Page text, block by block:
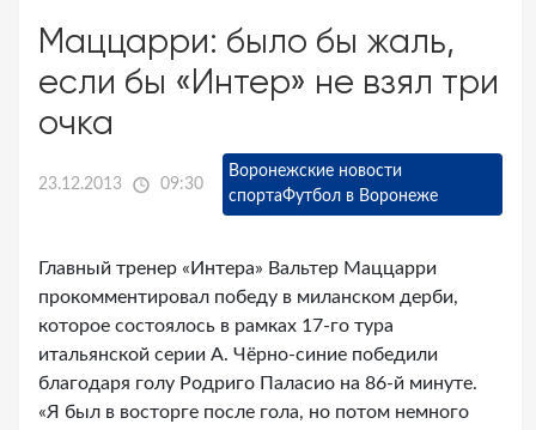
Маццарри: было бы жаль,
если бы «Интер» не взял три
очка
23.12.2013 09:30
Воронежские новости
спортаФутбол в Воронеже
Главный тренер «Интера» Вальтер Маццарри
прокомментировал победу в миланском дерби,
которое состоялось в рамках 17-го тура
итальянской серии A. Чёрно-синие победили
благодаря голу Родриго Паласио на 86-й минуте.
«Я был в восторге после гола, но потом немного